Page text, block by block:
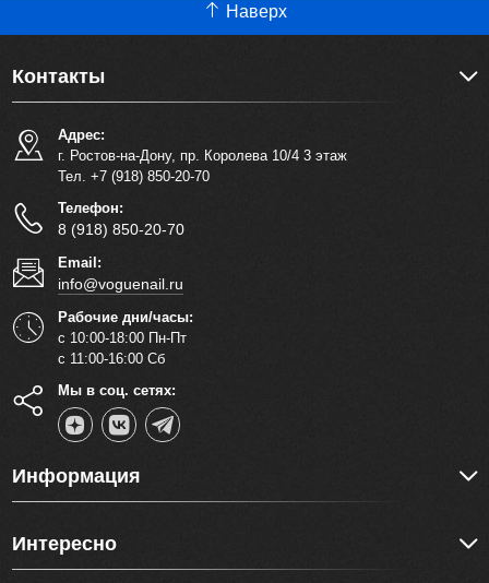
Наверх
Контакты
Адрес:
г. Ростов-на-Дону, пр. Королева 10/4 3 этаж
Тел. +7 (918) 850-20-70
Телефон:
8 (918) 850-20-70
Email:
info@voguenail.ru
Рабочие дни/часы:
с 10:00-18:00 Пн-Пт
с 11:00-16:00 Сб
Мы в соц. сетях:
Информация
Интересно